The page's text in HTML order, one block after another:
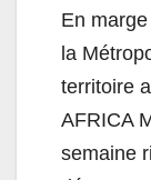
En
la
territoire
AFRICA
semaine